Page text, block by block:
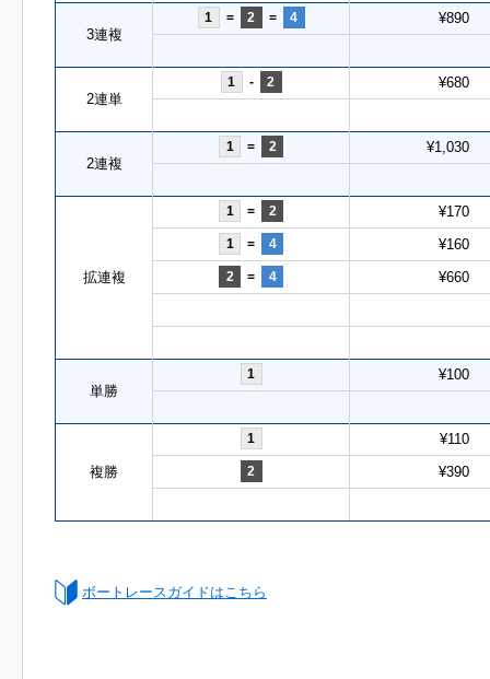
3連複
1 = 2 = 4 ¥890
2連単
1 - 2 ¥680
2連複
1 = 2 ¥1,030
拡連複
1 = 2 ¥170
1 = 4 ¥160
2 = 4 ¥660
単勝
1 ¥100
複勝
1 ¥110
2 ¥390
ボートレースガイドはこちら